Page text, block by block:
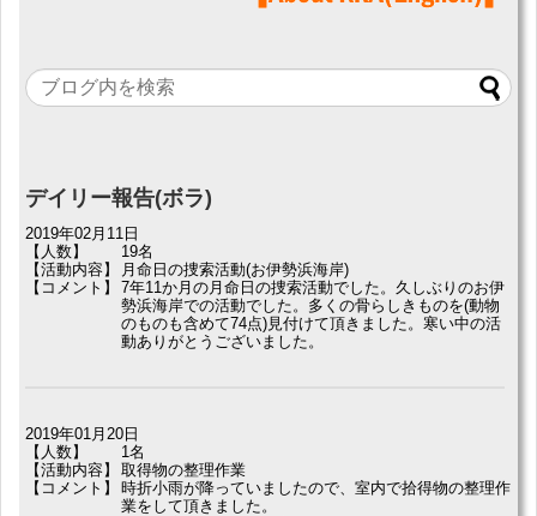
デイリー報告(ボラ)
2019年02月11日
【人数】
19名
【活動内容】
月命日の捜索活動(お伊勢浜海岸)
【コメント】
7年11か月の月命日の捜索活動でした。久しぶりのお伊
勢浜海岸での活動でした。多くの骨らしきものを(動物
のものも含めて74点)見付けて頂きました。寒い中の活
動ありがとうございました。
2019年01月20日
【人数】
1名
【活動内容】
取得物の整理作業
【コメント】
時折小雨が降っていましたので、室内で拾得物の整理作
業をして頂きました。